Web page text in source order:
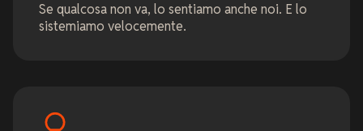
Se qualcosa non va, lo sentiamo anche noi. E lo
sistemiamo velocemente.